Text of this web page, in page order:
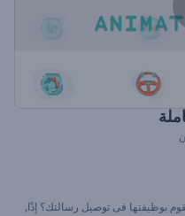
بوظيفتها فى توصيل رسالتك؟ إذًا,